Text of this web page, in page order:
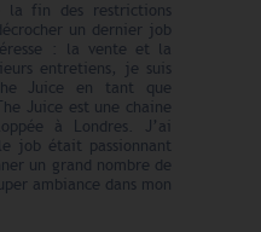
fin des restrictions
un dernier job
: la vente et la
entretiens, je suis
Juice en tant que
Juice est une chaine
à Londres. J’ai
job était passionnant
un grand nombre de
ambiance dans mon